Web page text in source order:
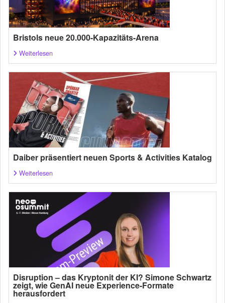
Bristols neue 20.000-Kapazitäts-Arena
Weiterlesen
Daiber präsentiert neuen Sports & Activities Katalog
Weiterlesen
Disruption – das Kryptonit der KI? Simone Schwartz
zeigt, wie GenAI neue Experience-Formate
herausfordert